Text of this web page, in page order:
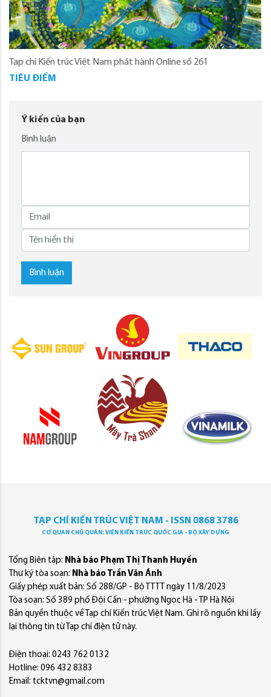
Tạp chí Kiến trúc Việt Nam phát hành Online số 261
TIÊU ĐIỂM
Ý kiến của bạn
Bình luận
Bình luận
TẠP CHÍ KIẾN TRÚC VIỆT NAM - ISSN 0868 3786
CƠ QUAN CHỦ QUẢN: VIỆN KIẾN TRÚC QUỐC GIA - BỘ XÂY DỰNG
Tổng Biên tập: Nhà báo Phạm Thị Thanh Huyền
Thư ký tòa soạn: Nhà báo Trần Văn Ánh
Giấy phép xuất bản: Số 288/GP - Bộ TTTT ngày 11/8/2023
Tòa soạn: Số 389 phố Đội Cấn - phường Ngọc Hà - TP Hà Nội
Bản quyền thuộc về Tạp chí Kiến trúc Việt Nam. Ghi rõ nguồn khi lấy
lại thông tin từ Tạp chí điện tử này.
Điện thoại: 0243 762 0132
Hotline: 096 432 8383
Email: tcktvn@gmail.com